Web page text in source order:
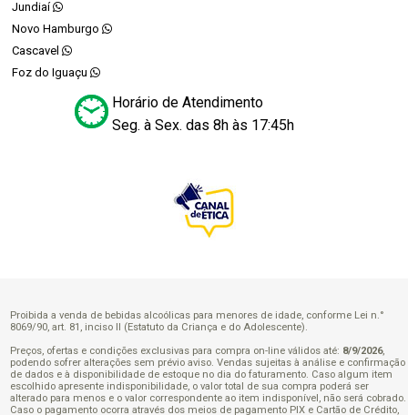
Jundiaí
Novo Hamburgo
Cascavel
Foz do Iguaçu
Horário de Atendimento
Seg. à Sex. das 8h às 17:45h
Proibida a venda de bebidas alcoólicas para menores de idade, conforme Lei n.°
8069/90, art. 81, inciso II (Estatuto da Criança e do Adolescente).
Preços, ofertas e condições exclusivas para compra on-line válidos até: 8/9/2026,
podendo sofrer alterações sem prévio aviso. Vendas sujeitas à análise e confirmação
de dados e à disponibilidade de estoque no dia do faturamento. Caso algum item
escolhido apresente indisponibilidade, o valor total de sua compra poderá ser
alterado para menos e o valor correspondente ao item indisponível, não será cobrado.
Caso o pagamento ocorra através dos meios de pagamento PIX e Cartão de Crédito,